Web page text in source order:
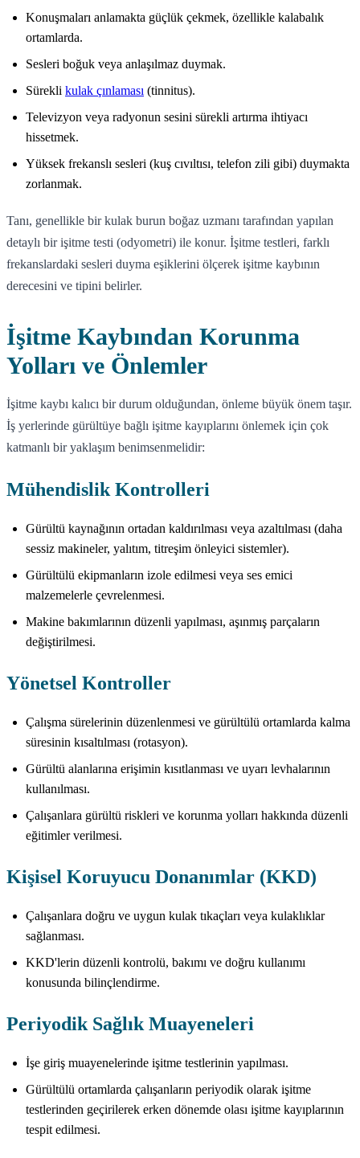
Konuşmaları anlamakta güçlük çekmek, özellikle kalabalık
ortamlarda.
Sesleri boğuk veya anlaşılmaz duymak.
Sürekli kulak çınlaması (tinnitus).
Televizyon veya radyonun sesini sürekli artırma ihtiyacı
hissetmek.
Yüksek frekanslı sesleri (kuş cıvıltısı, telefon zili gibi) duymakta
zorlanmak.
Tanı, genellikle bir kulak burun boğaz uzmanı tarafından yapılan
detaylı bir işitme testi (odyometri) ile konur. İşitme testleri, farklı
frekanslardaki sesleri duyma eşiklerini ölçerek işitme kaybının
derecesini ve tipini belirler.
İşitme Kaybından Korunma
Yolları ve Önlemler
İşitme kaybı kalıcı bir durum olduğundan, önleme büyük önem taşır.
İş yerlerinde gürültüye bağlı işitme kayıplarını önlemek için çok
katmanlı bir yaklaşım benimsenmelidir:
Mühendislik Kontrolleri
Gürültü kaynağının ortadan kaldırılması veya azaltılması (daha
sessiz makineler, yalıtım, titreşim önleyici sistemler).
Gürültülü ekipmanların izole edilmesi veya ses emici
malzemelerle çevrelenmesi.
Makine bakımlarının düzenli yapılması, aşınmış parçaların
değiştirilmesi.
Yönetsel Kontroller
Çalışma sürelerinin düzenlenmesi ve gürültülü ortamlarda kalma
süresinin kısaltılması (rotasyon).
Gürültü alanlarına erişimin kısıtlanması ve uyarı levhalarının
kullanılması.
Çalışanlara gürültü riskleri ve korunma yolları hakkında düzenli
eğitimler verilmesi.
Kişisel Koruyucu Donanımlar (KKD)
Çalışanlara doğru ve uygun kulak tıkaçları veya kulaklıklar
sağlanması.
KKD'lerin düzenli kontrolü, bakımı ve doğru kullanımı
konusunda bilinçlendirme.
Periyodik Sağlık Muayeneleri
İşe giriş muayenelerinde işitme testlerinin yapılması.
Gürültülü ortamlarda çalışanların periyodik olarak işitme
testlerinden geçirilerek erken dönemde olası işitme kayıplarının
tespit edilmesi.